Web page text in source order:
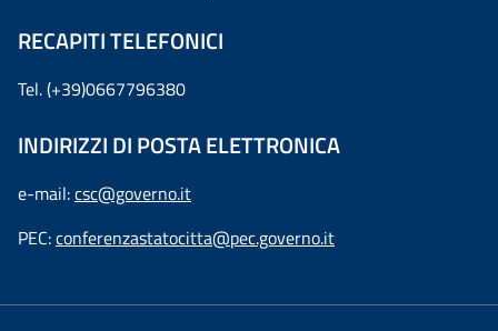
RECAPITI TELEFONICI
Tel. (+39)0667796380
INDIRIZZI DI POSTA ELETTRONICA
e-mail:csc@governo.it
PEC:conferenzastatocitta@pec.governo.it